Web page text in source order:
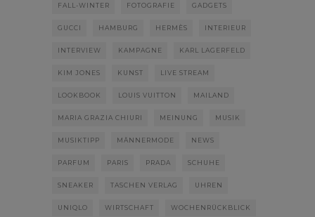
FALL-WINTER FOTOGRAFIE GADGETS
GUCCI HAMBURG HERMÈS INTERIEUR
INTERVIEW KAMPAGNE KARL LAGERFELD
KIM JONES KUNST LIVE STREAM
LOOKBOOK LOUIS VUITTON MAILAND
MARIA GRAZIA CHIURI MEINUNG MUSIK
MUSIKTIPP MÄNNERMODE NEWS
PARFUM PARIS PRADA SCHUHE
SNEAKER TASCHEN VERLAG UHREN
UNIQLO WIRTSCHAFT WOCHENRÜCKBLICK